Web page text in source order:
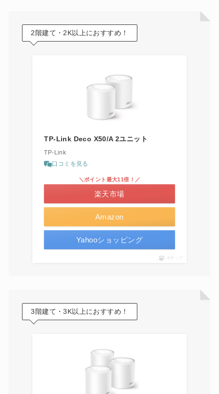
2階建て・2K以上におすすめ！
TP-Link Deco X50/A 2ユニット
TP-Link
口コミを見る
Amazon
＼ポイント最大11倍！／
楽天市場
Yahooショッピング
ポチップ
3階建て・3K以上におすすめ！